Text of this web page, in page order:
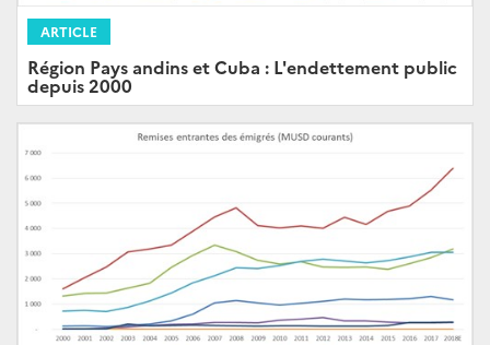
ARTICLE
Région Pays andins et Cuba : L'endettement public
depuis 2000